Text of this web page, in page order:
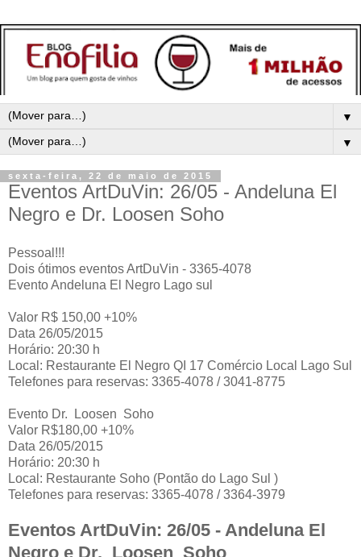
▼
▼
sexta-feira, 22 de maio de 2015
Eventos ArtDuVin: 26/05 - Andeluna El
Negro e Dr. Loosen Soho
Pessoal!!!
Dois ótimos eventos ArtDuVin - 3365-4078
Evento Andeluna El Negro Lago sul
Valor R$ 150,00 +10%
Data 26/05/2015
Horário: 20:30 h
Local: Restaurante El Negro QI 17 Comércio Local Lago Sul
Telefones para reservas: 3365-4078 / 3041-8775
Evento Dr. Loosen Soho
Valor R$180,00 +10%
Data 26/05/2015
Horário: 20:30 h
Local: Restaurante Soho (Pontão do Lago Sul )
Telefones para reservas: 3365-4078 / 3364-3979
Eventos ArtDuVin: 26/05 - Andeluna El
Negro e Dr. Loosen Soho